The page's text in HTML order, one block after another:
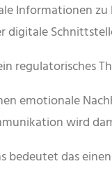
Informationen
digitale
regulatorisches
emotionale
wird
bedeutet das